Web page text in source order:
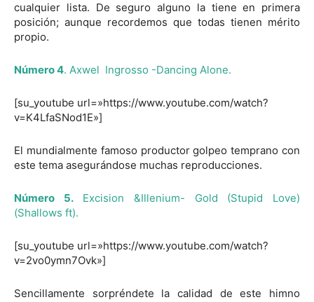
cualquier lista. De seguro alguno la tiene en primera
posición; aunque recordemos que todas tienen mérito
propio.
Número 4. Axwel Ingrosso -Dancing Alone.
[su_youtube url=»https://www.youtube.com/watch?
v=K4LfaSNod1E»]
El mundialmente famoso productor golpeo temprano con
este tema asegurándose muchas reproducciones.
Número 5.Excision &Illenium- Gold (Stupid Love)
(Shallows ft).
[su_youtube url=»https://www.youtube.com/watch?
v=2vo0ymn7Ovk»]
Sencillamente sorpréndete la calidad de este himno